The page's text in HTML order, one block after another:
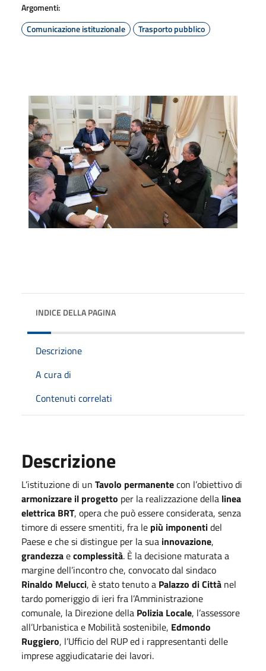
Argomenti:
Comunicazione istituzionale
Trasporto pubblico
INDICE DELLA PAGINA
Descrizione
A cura di
Contenuti correlati
Descrizione
L’istituzione di un Tavolo permanentecon l’obiettivo di
armonizzare il progetto per la realizzazione della linea
elettrica BRT, opera che può essere considerata, senza
timore di essere smentiti, fra le più imponentidel
Paese e che si distingue per la sua innovazione,
grandezzaecomplessità. È la decisione maturata a
margine dell’incontro che, convocato dal sindaco
Rinaldo Melucci, è stato tenuto a Palazzo di Città nel
tardo pomeriggio di ieri fra l’Amministrazione
comunale, la Direzione della Polizia Locale, l’assessore
all’Urbanistica e Mobilità sostenibile, Edmondo
Ruggiero, l’Ufficio del RUP ed i rappresentanti delle
imprese aggiudicatarie dei lavori.